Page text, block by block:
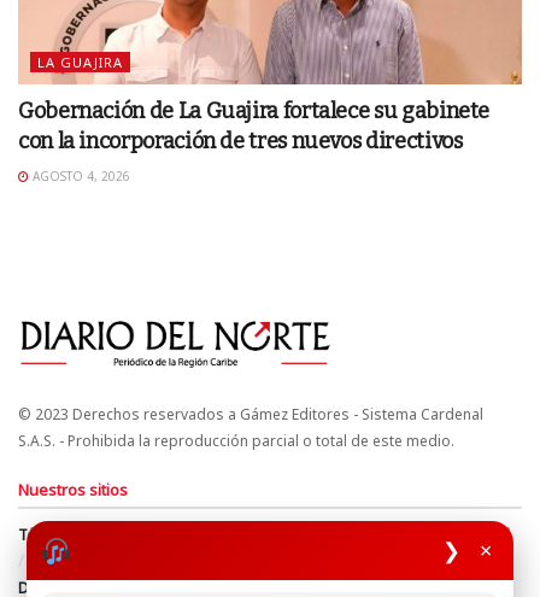
❯ ×
LA GUAJIRA
Gobernación de La Guajira fortalece su gabinete
con la incorporación de tres nuevos directivos
AGOSTO 4, 2026
© 2023 Derechos reservados a Gámez Editores - Sistema Cardenal
S.A.S. - Prohibida la reproducción parcial o total de este medio.
Nuestros sitios
Términos y Condiciones
Derechos de Autor y Propiedad Intelectual
Política de uso de cookies
Política de Tratamiento de Datos
Directrices Editoriales